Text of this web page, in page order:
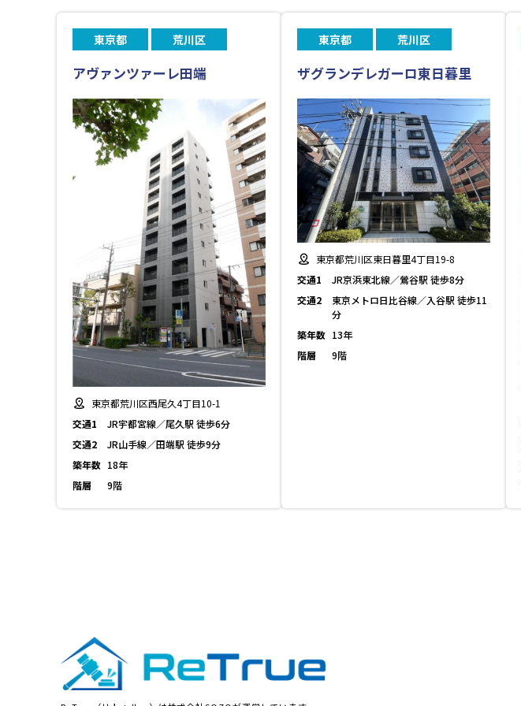
東京都 荒川区
アヴァンツァーレ田端
東京都荒川区西尾久4丁目10-1
交通1
JR宇都宮線／尾久駅 徒歩6分
交通2
JR山手線／田端駅 徒歩9分
築年数 18年
階層
9階
東京都 荒川区
ザグランデレガーロ東日暮里
東京都荒川区東日暮里4丁目19-8
交通1
JR京浜東北線／鶯谷駅 徒歩8分
交通2
東京メトロ日比谷線／入谷駅 徒歩11
分
築年数 13年
階層
9階